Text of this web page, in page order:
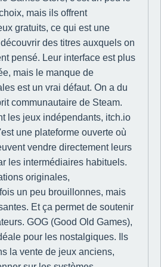
mais ils offrent
gratuits, ce qui est une
des titres auxquels on
pensé. Leur interface est plus
mais le manque de
est un vrai défaut. On a du
communautaire de Steam.
les jeux indépendants, itch.io
une plateforme ouverte où
vendre directement leurs
les intermédiaires habituels.
originales,
un peu brouillonnes, mais
Et ça permet de soutenir
GOG (Good Old Games),
pour les nostalgiques. Ils
la vente de jeux anciens,